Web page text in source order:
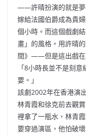
——許晴扮演的就是夢
嫁給法國伯爵成為貴
個小時。而這個戲劇
畫」的風格。用許晴
間》——但是這出戲在
「8小時長並不是刻
要。」
該劇2002年在香港演
林青霞和徐克前去觀
裡拿了一瓶水，林青
要穿過演區，他怕破